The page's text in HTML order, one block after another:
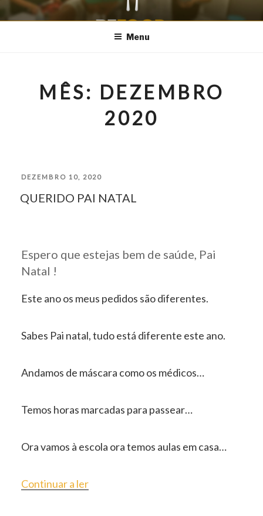
Saltar
REFOOD – PARQUE
Aproveitar para Alimentar
Menu
MÊS: DEZEMBRO
2020
PUBLICADO
EM
DEZEMBRO 10, 2020
QUERIDO PAI NATAL
Espero que estejas bem de saúde, Pai
Natal !
Este ano os meus pedidos são diferentes.
Sabes Pai natal, tudo está diferente este ano.
Andamos de máscara como os médicos…
Temos horas marcadas para passear…
Ora vamos à escola ora temos aulas em casa…
Continuar a ler“QUERIDO